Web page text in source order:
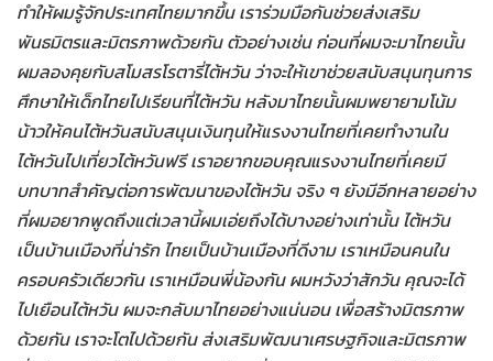
ทำให้ผมรู้จักประเทศไทยมากขึ้น เราร่วมมือกันช่วยส่งเสริม
พันธมิตรและมิตรภาพด้วยกัน ตัวอย่างเช่น ก่อนที่ผมจะมาไทยนั้น
ผมลองคุยกับสโมสรโรตารี่ไต้หวัน ว่าจะให้เขาช่วยสนับสนุนทุนการ
ศึกษาให้เด็กไทยไปเรียนที่ไต้หวัน หลังมาไทยนั้นผมพยายามโน้ม
น้าวให้คนไต้หวันสนับสนุนเงินทุนให้แรงงานไทยที่เคยทำงานใน
ไต้หวันไปเที่ยวไต้หวันฟรี เราอยากขอบคุณแรงงานไทยที่เคยมี
บทบาทสำคัญต่อการพัฒนาของไต้หวัน จริง ๆ ยังมีอีกหลายอย่าง
ที่ผมอยากพูดถึงแต่เวลานี้ผมเอ่ยถึงได้บางอย่างเท่านั้น ไต้หวัน
เป็นบ้านเมืองที่น่ารัก ไทยเป็นบ้านเมืองที่ดีงาม เราเหมือนคนใน
ครอบครัวเดียวกัน เราเหมือนพี่น้องกัน ผมหวังว่าสักวัน คุณจะได้
ไปเยือนไต้หวัน ผมจะกลับมาไทยอย่างแน่นอน เพื่อสร้างมิตรภาพ
ด้วยกัน เราจะโตไปด้วยกัน ส่งเสริมพัฒนาเศรษฐกิจและมิตรภาพ